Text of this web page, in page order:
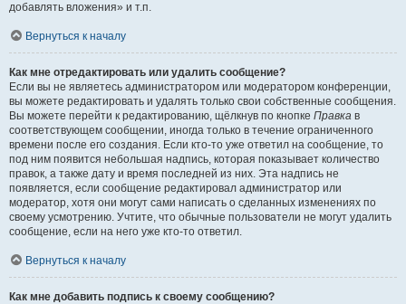
добавлять вложения» и т.п.
Вернуться к началу
Как мне отредактировать или удалить сообщение?
Если вы не являетесь администратором или модератором конференции,
вы можете редактировать и удалять только свои собственные сообщения.
Вы можете перейти к редактированию, щёлкнув по кнопке Правка в
соответствующем сообщении, иногда только в течение ограниченного
времени после его создания. Если кто-то уже ответил на сообщение, то
под ним появится небольшая надпись, которая показывает количество
правок, а также дату и время последней из них. Эта надпись не
появляется, если сообщение редактировал администратор или
модератор, хотя они могут сами написать о сделанных изменениях по
своему усмотрению. Учтите, что обычные пользователи не могут удалить
сообщение, если на него уже кто-то ответил.
Вернуться к началу
Как мне добавить подпись к своему сообщению?